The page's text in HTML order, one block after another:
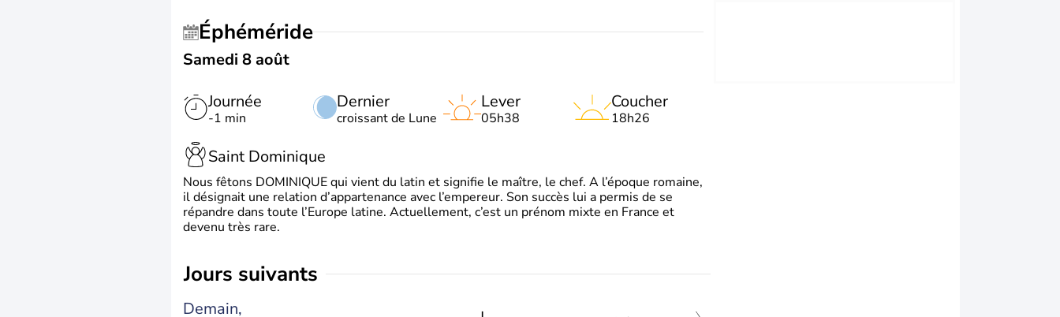
Éphéméride
Samedi 8 août
Journée
-1 min
Dernier
croissant de Lune
Lever
05h38
Coucher
18h26
Saint Dominique
Nous fêtons DOMINIQUE qui vient du latin et signifie le maître, le chef. A l’époque romaine,
il désignait une relation d’appartenance avec l’empereur. Son succès lui a permis de se
répandre dans toute l’Europe latine. Actuellement, c’est un prénom mixte en France et
devenu très rare.
jours suivants
Demain,